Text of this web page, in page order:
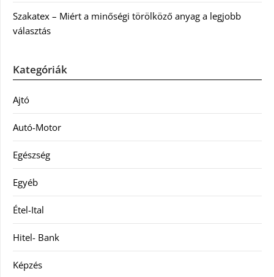
Szakatex – Miért a minőségi törölköző anyag a legjobb
választás
Kategóriák
Ajtó
Autó-Motor
Egészség
Egyéb
Étel-Ital
Hitel- Bank
Képzés